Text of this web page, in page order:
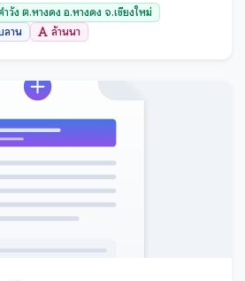
ร
ำวัง ต.หางดง อ.หางดง จ.เชียงใหม่
ลาน ล้านนา